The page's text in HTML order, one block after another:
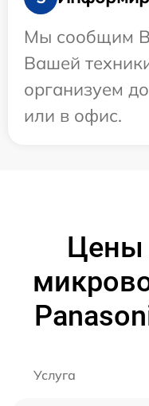
Мы сообщим
Вашей
организуем
или в офис.
Цены
Услуга